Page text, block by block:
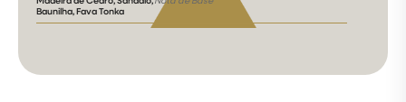
Baunilha, Fava Tonka